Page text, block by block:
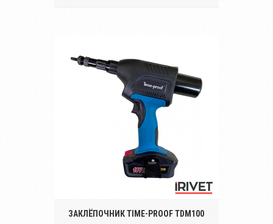
Аккумуляторный инструмент для
установки резьбовых заклёпок размером
ЗАКЛЁПОЧНИК TIME-PROOF TDM100